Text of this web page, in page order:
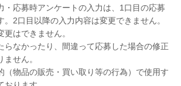
・応募時アンケートの入力は、1口目の応募
。2口目以降の入力内容は変更できません。
はできません。
らなかったり、間違って応募した場合の修正
せん。
（物品の販売・買い取り等の行為）で使用す